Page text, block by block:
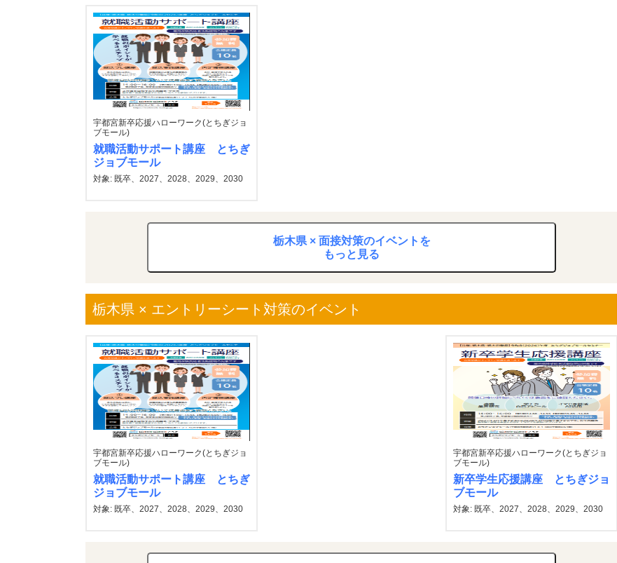
宇都宮新卒応援ハローワーク(とちぎジョ
ブモール)
就職活動サポート講座 とちぎ
ジョブモール
対象: 既卒、2027、2028、2029、2030
栃木県 × 面接対策のイベントを
もっと見る
栃木県 × エントリーシート対策のイベント
宇都宮新卒応援ハローワーク(とちぎジョ
ブモール)
就職活動サポート講座 とちぎ
ジョブモール
対象: 既卒、2027、2028、2029、2030
宇都宮新卒応援ハローワーク(とちぎジョ
ブモール)
新卒学生応援講座 とちぎジョ
ブモール
対象: 既卒、2027、2028、2029、2030